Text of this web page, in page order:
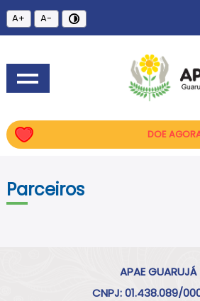
A+ A-
DOE
Parceiros
APAE GUARUJÁ
CNPJ: 01.438.089/